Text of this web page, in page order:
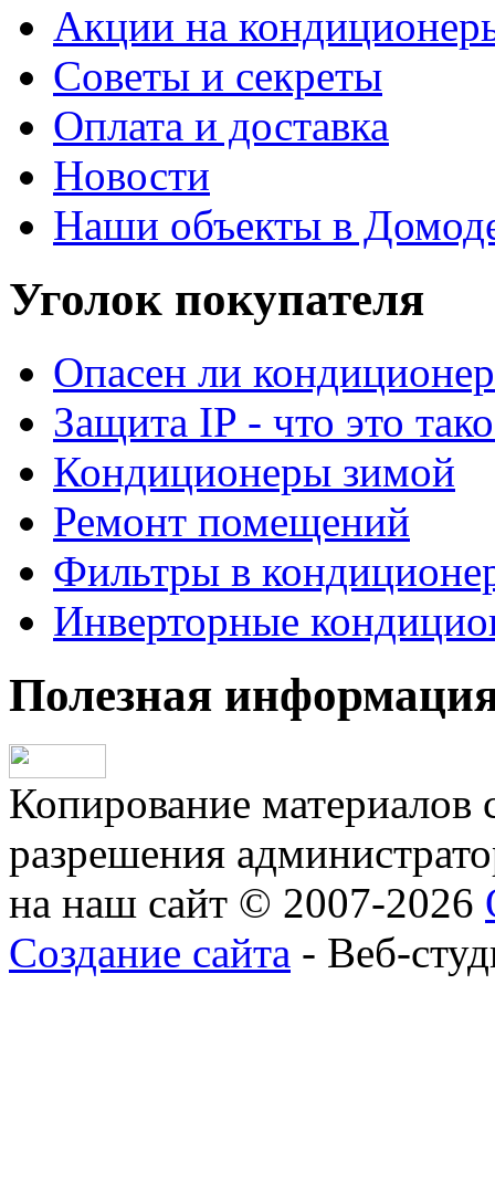
Акции на
Советы и секреты
Оплата и доставка
Новости
Наши объекты в
Уголок покупателя
Опасен ли
Защита IP - что это
Кондиционеры зимой
Ремонт помещений
Фильтры в
Инверторные
Полезная
Копирование материалов
разрешения
на наш сайт © 2007-2026
Создание сайта - Веб-